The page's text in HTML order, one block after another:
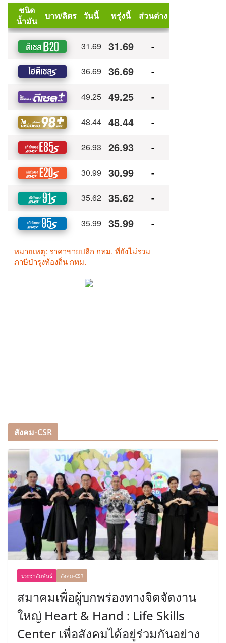
สังคม-CSR
ประชาสัมพันธ์ สังคม-CSR
สมาคมเพื่อผู้บกพร่องทางจิตจัดงาน
ใหญ่ Heart & Hand : Life Skills
Center เพื่อสังคมได้อยู่ร่วมกันอย่าง